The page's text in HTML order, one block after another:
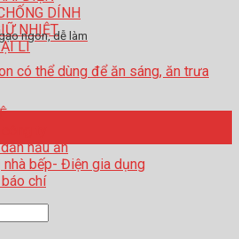
DÍNH
NHIỆT
LÍ
nấu ăn
nhà bếp- Điện gia dụng
chí
ngon, dễ làm
có thể dùng để ăn sáng, ăn trưa